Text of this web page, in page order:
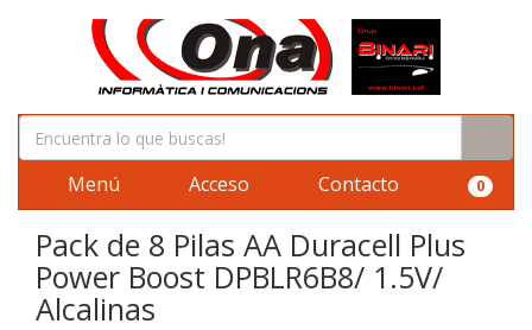
Menú Acceso Contacto 0
Pack de 8 Pilas AA Duracell Plus
Power Boost DPBLR6B8/ 1.5V/
Alcalinas